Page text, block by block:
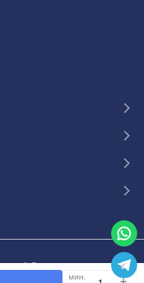
мин.
Все права защищены